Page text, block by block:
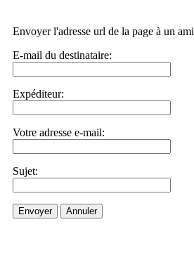
Envoyer l'adresse url de la page à un ami
E-mail du destinataire:
Expéditeur:
Votre adresse e-mail:
Sujet:
Envoyer Annuler